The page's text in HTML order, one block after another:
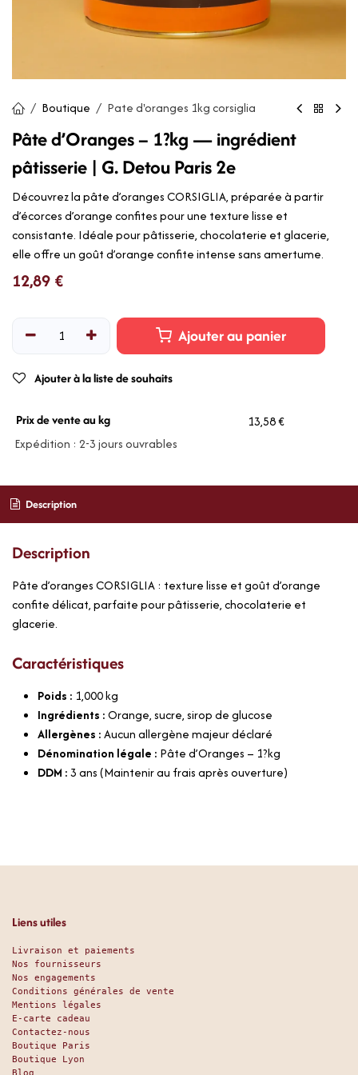
Boutique Pate d'oranges 1kg corsiglia
Pâte d’Oranges – 1?kg — ingrédient
pâtisserie | G. Detou Paris 2e
Découvrez la pâte d’oranges CORSIGLIA, préparée à partir
d’écorces d’orange confites pour une texture lisse et
consistante. Idéale pour pâtisserie, chocolaterie et glacerie,
elle offre un goût d’orange confite intense sans amertume.
12,89 €
Ajouter au panier
Ajouter à la liste de souhaits
Prix de vente au kg
13,58 €
Expédition : 2-3 jours ouvrables
Description
Description
Pâte d’oranges CORSIGLIA : texture lisse et goût d’orange
confite délicat, parfaite pour pâtisserie, chocolaterie et
glacerie.
Caractéristiques
Poids : 1,000kg
Ingrédients :Orange, sucre, sirop de glucose
Allergènes :Aucun allergène majeur déclaré
Dénomination légale : Pâte d’Oranges – 1?kg
DDM :3 ans (Maintenir au frais après ouverture)
Liens utiles
Livraison et paiements
Nos fournisseurs
Nos engagements
Conditions générales de vente
Mentions légales
E-carte cadeau
Contactez-nous
Boutique Paris
Boutique Lyon
Blog